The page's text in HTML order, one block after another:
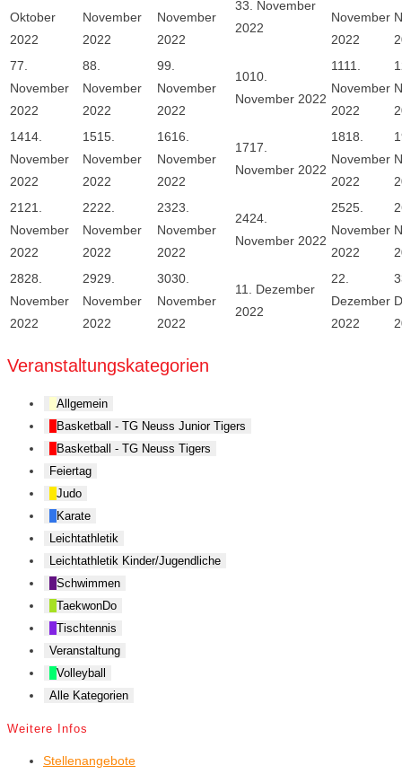
Oktober
2022
November
2022
November
2022
33. November
2022
November
2022
77.
November
2022
88.
November
2022
99.
November
2022
1010.
November 2022
1111.
November
2022
1414.
November
2022
1515.
November
2022
1616.
November
2022
1717.
November 2022
1818.
November
2022
21 21.
November
2022
2222.
November
2022
2323.
November
2022
2424.
November 2022
2525.
November
2022
2828.
November
2022
2929.
November
2022
3030.
November
2022
11. Dezember
2022
22.
Dezember
2022
3
Veranstaltungskategorien
Allgemein
Basketball - TG Neuss Junior Tigers
Basketball - TG Neuss Tigers
Feiertag
Judo
Karate
Leichtathletik
Leichtathletik Kinder/Jugendliche
Schwimmen
TaekwonDo
Tischtennis
Veranstaltung
Volleyball
Alle Kategorien
Weitere Infos
Stellenangebote